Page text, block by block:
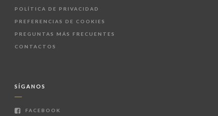
POLÍTICA DE PRIVACIDAD
PREFERENCIAS DE COOKIES
PREGUNTAS MÁS FRECUENTES
CONTACTOS
SÍGANOS
FACEBOOK